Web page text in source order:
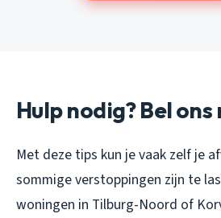
Hulp nodig? Bel ons
Met deze tips kun je vaak zelf je
sommige verstoppingen zijn te
woningen in Tilburg-Noord of